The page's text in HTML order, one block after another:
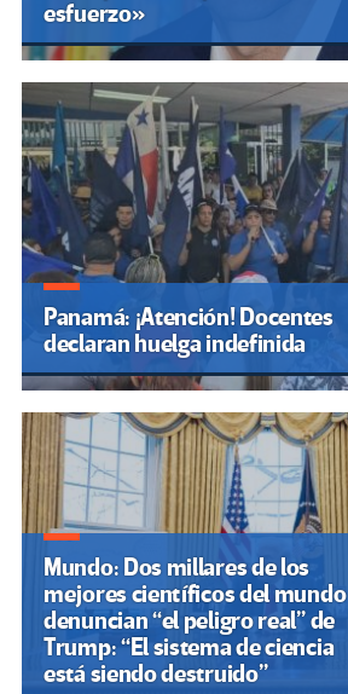
esfuerzo»
Panamá: ¡Atención! Docentes
declaran huelga indefinida
Mundo: Dos millares de los
mejores científicos del mundo
denuncian “el peligro real” de
Trump: “El sistema de ciencia
está siendo destruido”